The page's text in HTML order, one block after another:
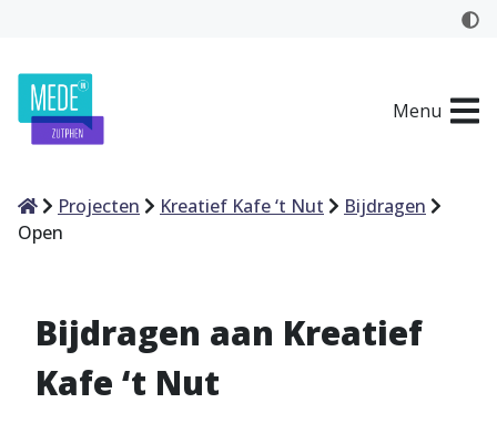
Menu
HomeProjecten Kreatief Kafe ‘t Nut
Bijdragen
Open
Bijdragen aan Kreatief
Kafe ‘t Nut